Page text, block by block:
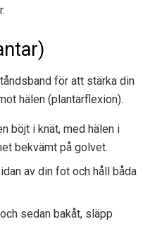
för att stärka din
hälen (plantarflexion).
böjt i knät, med hälen i
bekvämt på golvet.
av din fot och håll båda
sedan bakåt, släpp